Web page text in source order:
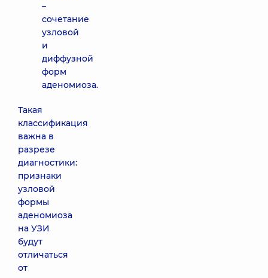
–
сочетание
узловой
и
диффузной
форм
аденомиоза.
Такая
классификация
важна в
разрезе
диагностики:
признаки
узловой
формы
аденомиоза
на УЗИ
будут
отличаться
от